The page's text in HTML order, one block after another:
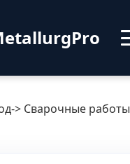
Нижний Новгород
-> Сварочные работы